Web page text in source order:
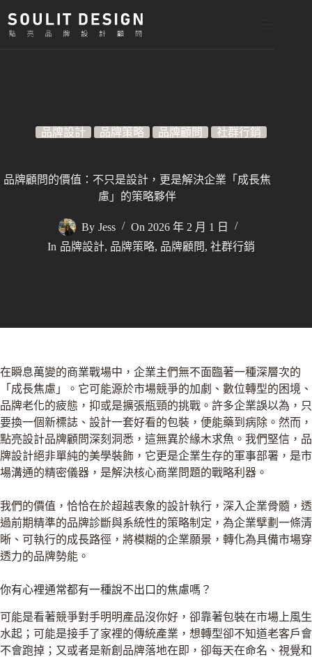
至
品牌設計 品牌策略 品牌顧問 社群行銷
品牌顧問的價值：不只是設計，更是解決企業「成長焦
慮」的策略夥伴
By Jess On 2026 年 2 月 1 日
In 品牌設計, 品牌策略, 品牌顧問, 社群行銷
在瞬息萬變的商業戰場中，企業主們無不面臨著一種深層次的
「成長焦慮」。它可能源於市場競爭的加劇、數位轉型的困境、
品牌老化的疲態，抑或是擴張瓶頸的挑戰。許多企業誤以為，只
要換一個新標誌、設計一套好看的包裝，便能藥到病除。然而，
點亮設計品牌顧問深刻洞悉，這無異於緣木求魚。我們堅信，品
牌設計絕非單純的美學裝飾，它更是企業生存的軍事部署，是市
場溝通的精密儀器，是解決核心商業問題的戰略利器。
我們的價值，恰恰在於超越表象的設計執行，深入企業骨髓，透
過前期精準的品牌診斷與系統性的策略制定，為企業擘劃一條清
晰、可執行的成長路徑，將模糊的企業願景，轉化為具備市場穿
透力的品牌勢能。
你有心裡通常都有一種說不出口的焦慮嗎？
可能是看著競爭對手明明產品沒你好，卻靠著包裝在市場上風生
水起；可能是接手了家裡的傳統產業，想轉型卻不知道老客戶會
不會跑掉；又或者是新創品牌落地在即，卻每天在命名、視覺和